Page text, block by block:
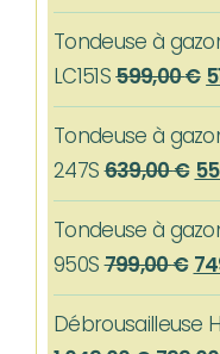
prix
initial
Tondeuse à
LC151S599,00€
Tondeuse à
247S639,00€ Le
Tondeuse à
950S799,00€ Le
Débrousailleuse